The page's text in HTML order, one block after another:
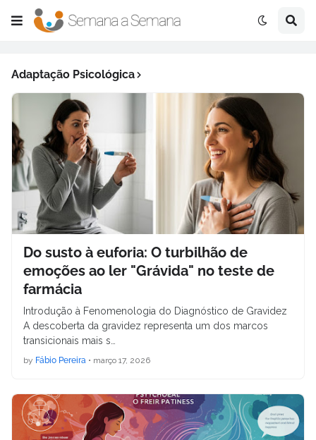
Adaptação Psicológica
Do susto à euforia: O turbilhão de
emoções ao ler "Grávida" no teste de
farmácia
Introdução à Fenomenologia do Diagnóstico de Gravidez
A descoberta da gravidez representa um dos marcos
transicionais mais s…
by Fábio Pereira • março 17, 2026